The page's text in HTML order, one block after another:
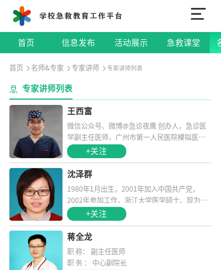
首页 信息发布 活动展示 急救课堂
首页 名师&专家 专家讲师 专家讲师列表
专家讲师列表
王西富
微信公众号、微博@急诊夜鹰 创办人， 急诊医
学副主任医师，
广州市第一人民医院模拟医学
中心副主任，
广州市医学会医学科普学分会副
主委，中国医师协会健康传播工作委员会委
员，AHA基础与高级生命支持课程导师。
+关注
沈泽群
1980年1月出生，2001年加入中国共产党，
2002年参加工作，浙江大学医学硕士。现为康
复治疗专业负责人，讲师。杭州市残联康复治
疗专家库成员，浙江省残疾人康复协会第三届
理事会理事。
+关注
蒋全龙
职 称： 副主任医师
职 务 ： 中心副院长